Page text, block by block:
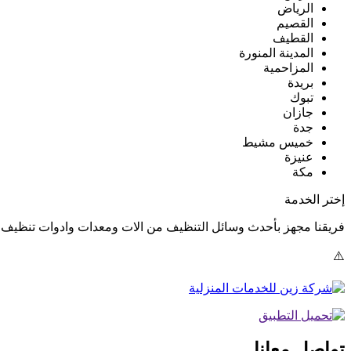
الرياض
القصيم
القطيف
المدينة المنورة
المزاحمية
بريدة
تبوك
جازان
جدة
خميس مشيط
عنيزة
مكة
إختر الخدمة
فريقنا مجهز بأحدث وسائل التنظيف من الات ومعدات وادوات تنظيف